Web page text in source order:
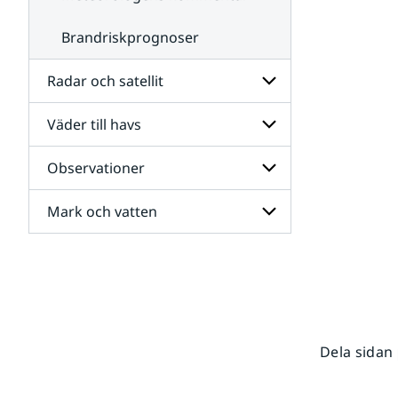
Brandriskprognoser
Radar och satellit
Undersidor
för
Radar
och
satellit
Väder till havs
Undersidor
för
Väder
till
havs
Observationer
Undersidor
för
Mark och vatten
Dela sidan